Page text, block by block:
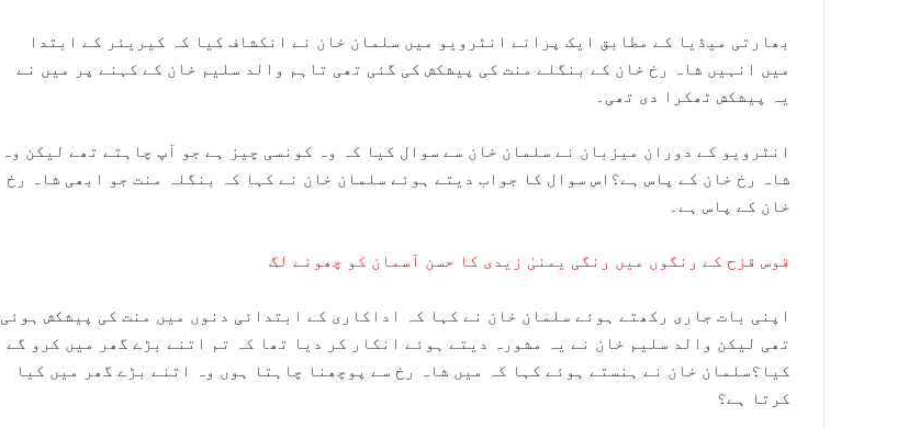
بھارتی میڈیا کے مطابق ایک پرانے انٹرویو میں سلمان خان نے انکشاف کیا کہ کیریئر کے ابتدا
میں انہیں شاہ رخ خان کے بنگلے منت کی پیشکش کی گئی تھی تاہم والد سلیم خان کے کہنے پر میں نے
یہ پیشکش ٹھکرا دی تھی۔
انٹرویو کے دوران میزبان نے سلمان خان سے سوال کیا کہ وہ کونسی چیز ہے جو آپ چاہتے تھے لیکن وہ
شاہ رخ خان کے پاس ہے؟اس سوال کا جواب دیتے ہوئے سلمان خان نے کہا کہ بنگلہ منت جو ابھی شاہ رخ
خان کے پاس ہے۔
قوس قزح کے رنگوں میں رنگی یمنیٰ زیدی کا حسن آسمان کو چھونے لگ
اپنی بات جاری رکھتے ہوئے سلمان خان نے کہا کہ اداکاری کے ابتدائی دنوں میں منت کی پیشکش ہوئی
تھی لیکن والد سلیم خان نے یہ مشورہ دیتے ہوئے انکار کر دیا تھا کہ تم اتنے بڑے گھر میں کرو گے
کیا؟سلمان خان نے ہنستے ہوئے کہا کہ میں شاہ رخ سے پوچھنا چاہتا ہوں وہ اتنے بڑے گھر میں کیا
کرتا ہے؟